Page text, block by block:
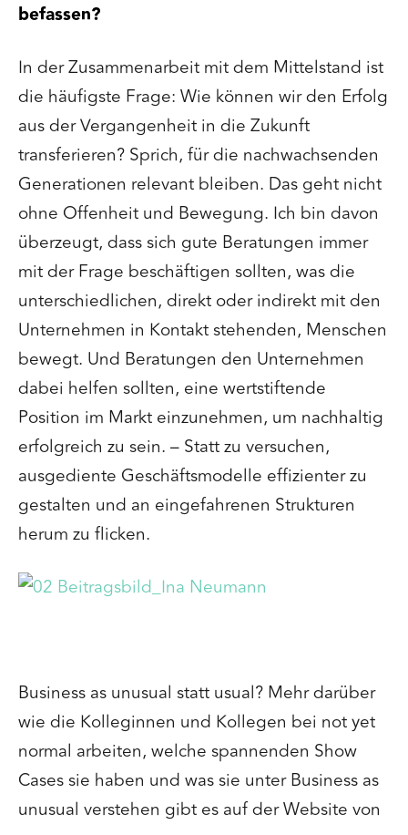
befassen?
In der Zusammenarbeit mit dem Mittelstand ist
die häufigste Frage: Wie können wir den Erfolg
aus der Vergangenheit in die Zukunft
transferieren? Sprich, für die nachwachsenden
Generationen relevant bleiben. Das geht nicht
ohne Offenheit und Bewegung. Ich bin davon
überzeugt, dass sich gute Beratungen immer
mit der Frage beschäftigen sollten, was die
unterschiedlichen, direkt oder indirekt mit den
Unternehmen in Kontakt stehenden, Menschen
bewegt. Und Beratungen den Unternehmen
dabei helfen sollten, eine wertstiftende
Position im Markt einzunehmen, um nachhaltig
erfolgreich zu sein. – Statt zu versuchen,
ausgediente Geschäftsmodelle effizienter zu
gestalten und an eingefahrenen Strukturen
herum zu flicken.
Business as unusual statt usual? Mehr darüber
wie die Kolleginnen und Kollegen bei not yet
normal arbeiten, welche spannenden Show
Cases sie haben und was sie unter Business as
unusual verstehen gibt es auf der Website von